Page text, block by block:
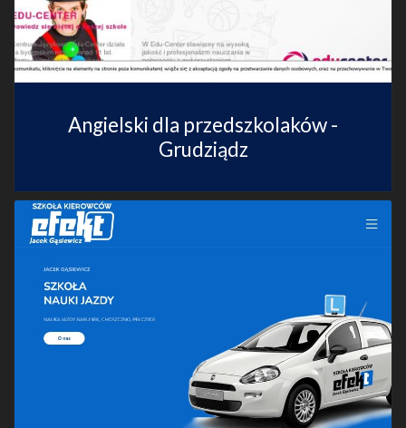
Angielski dla przedszkolaków -
Grudziądz